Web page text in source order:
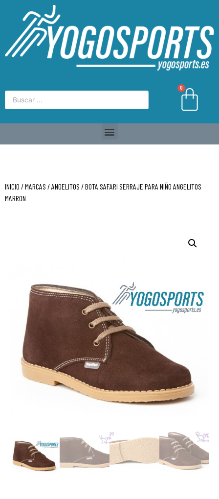
0
INICIO /MARCAS /ANGELITOS / BOTA SAFARI SERRAJE PARA NIÑO ANGELITOS
MARRON